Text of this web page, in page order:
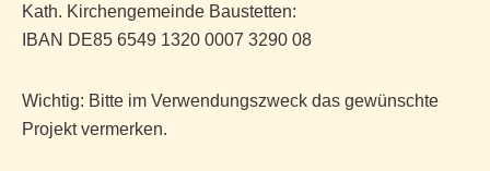
Kath. Kirchengemeinde Baustetten:
IBAN DE85 6549 1320 0007 3290 08
Wichtig: Bitte im Verwendungszweck das gewünschte
Projekt vermerken.